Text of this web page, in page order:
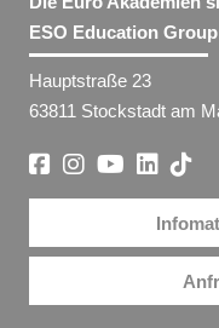
ESO Education Group
Hauptstraße 23
63811 Stockstadt am